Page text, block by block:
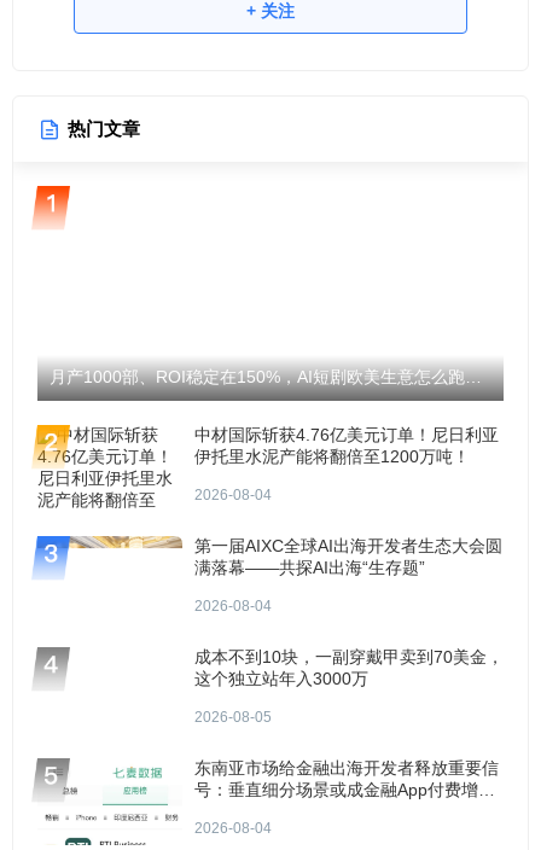
+ 关注
热门文章
月产1000部、ROI稳定在150%，AI短剧欧美生意怎么跑通？
中材国际斩获4.76亿美元订单！尼日利亚
伊托里水泥产能将翻倍至1200万吨！
2026-08-04
第一届AIXC全球AI出海开发者生态大会圆
满落幕——共探AI出海“生存题”
2026-08-04
成本不到10块，一副穿戴甲卖到70美金，
这个独立站年入3000万
2026-08-05
东南亚市场给金融出海开发者释放重要信
号：垂直细分场景或成金融App付费增长
2026-08-04